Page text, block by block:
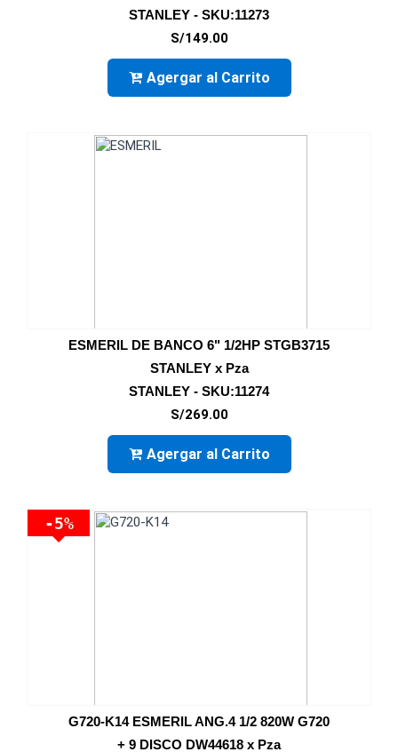
STANLEY - SKU:11273
S/149.00
Agergar al Carrito
ESMERIL DE BANCO 6" 1/2HP STGB3715
STANLEY x Pza
STANLEY - SKU:11274
S/269.00
Agergar al Carrito
-5%
G720-K14 ESMERIL ANG.4 1/2 820W G720
+ 9 DISCO DW44618 x Pza